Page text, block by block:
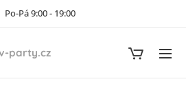
Po-Pá 9:00 - 19:00
party.cz